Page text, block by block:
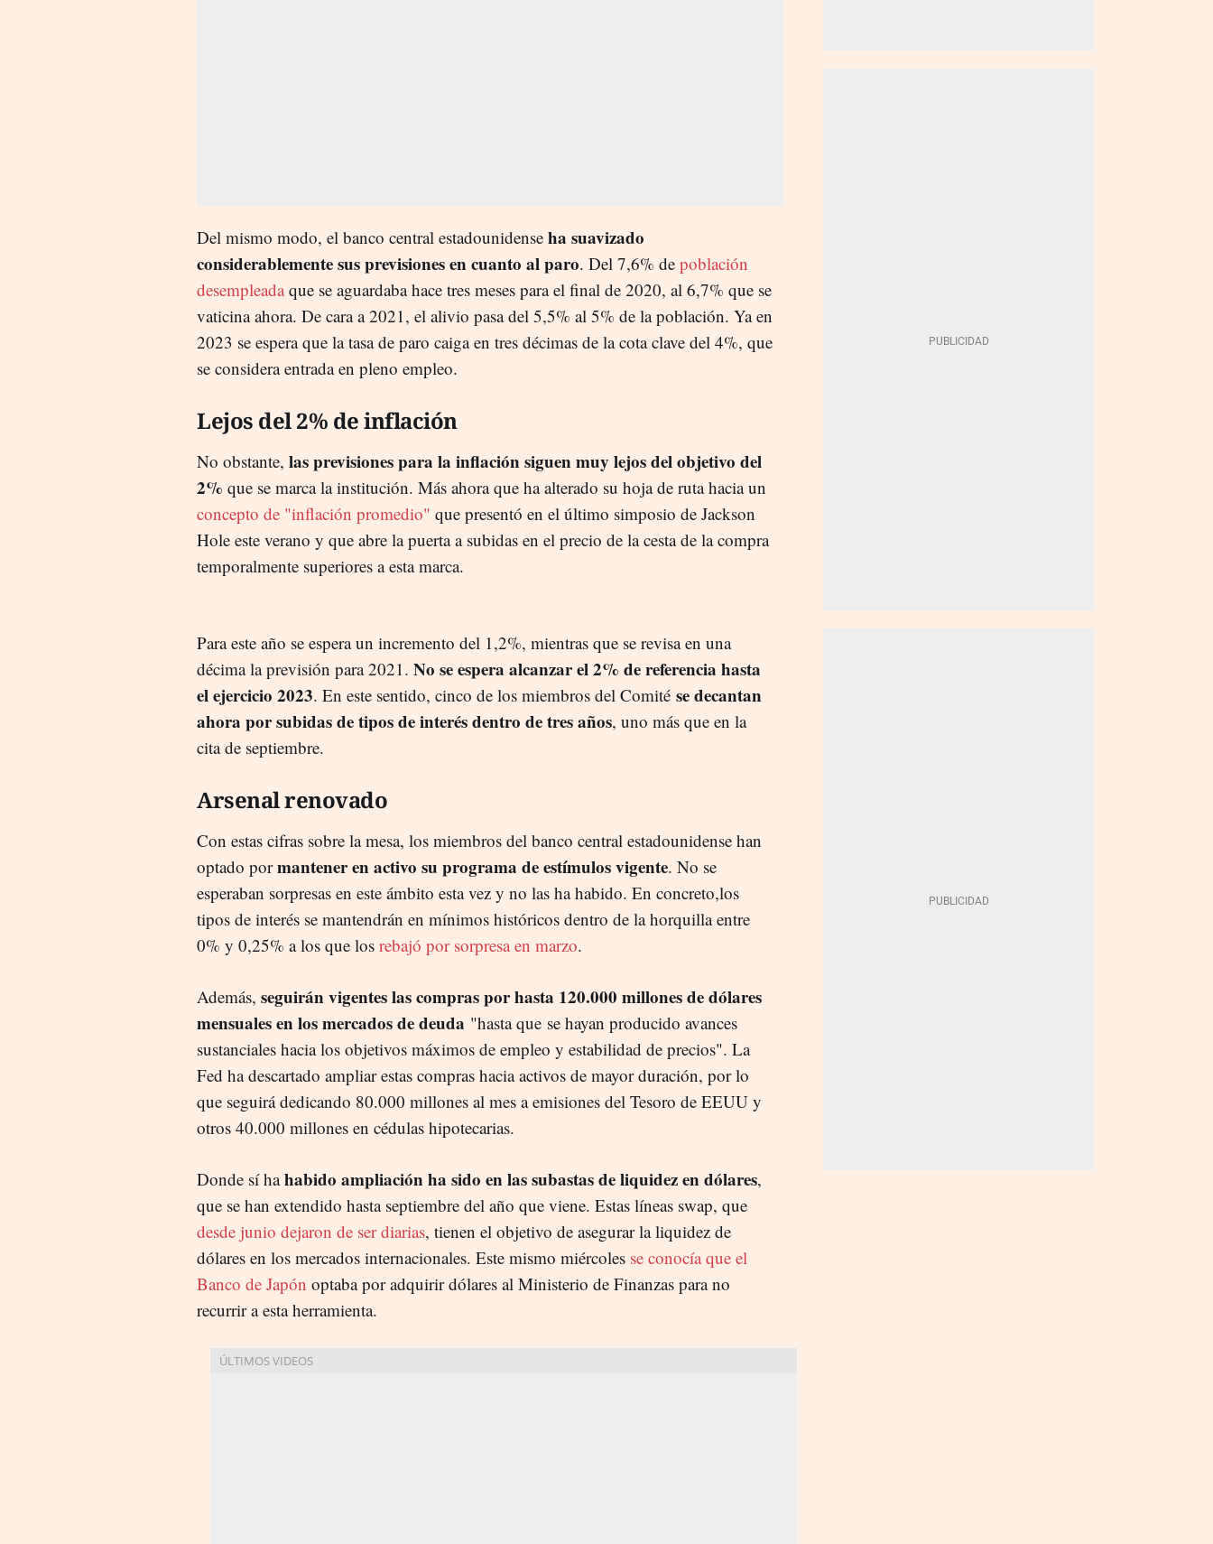
Del mismo modo, el banco central estadounidense ha suavizado
considerablemente sus previsiones en cuanto al paro. Del 7,6% de población
desempleadaque se aguardaba hace tres meses para el final de 2020, al 6,7% que se
vaticina ahora. De cara a 2021, el alivio pasa del 5,5% al 5% de la población. Ya en
2023 se espera que la tasa de paro caiga en tres décimas de la cota clave del 4%, que
se considera entrada en pleno empleo.
Lejos del 2% de inflación
No obstante, las previsiones para la inflación siguen muy lejos del objetivo del
2% que se marca la institución. Más ahora que ha alterado su hoja de ruta hacia un
concepto de "inflación promedio" que presentó en el último simposio de Jackson
Hole este verano y que abre la puerta a subidas en el precio de la cesta de la compra
temporalmente superiores a esta marca.
Para este año se espera un incremento del 1,2%, mientras que se revisa en una
décima la previsión para 2021. No se espera alcanzar el 2% de referencia hasta
el ejercicio 2023. En este sentido, cinco de los miembros del Comité se decantan
ahora por subidas de tipos de interés dentro de tres años, uno más que en la
cita de septiembre.
Arsenal renovado
Con estas cifras sobre la mesa, los miembros del banco central estadounidense han
optado pormantener en activo su programa de estímulos vigente. No se
esperaban sorpresas en este ámbito esta vez y no las ha habido. En concreto,los
tipos de interés se mantendrán en mínimos históricos dentro de la horquilla entre
0% y 0,25% a los que los rebajó por sorpresa en marzo.
Además, seguirán vigentes las compras por hasta 120.000 millones de dólares
mensuales en los mercados de deuda "hasta que se hayan producido avances
sustanciales hacia los objetivos máximos de empleo y estabilidad de precios". La
Fed ha descartado ampliar estas compras hacia activos de mayor duración, por lo
que seguirá dedicando 80.000 millones al mes a emisiones del Tesoro de EEUU y
otros 40.000 millones en cédulas hipotecarias.
Donde sí hahabido ampliación ha sido en las subastas de liquidez en dólares,
que se han extendido hasta septiembre del año que viene. Estas líneas swap, que
desde junio dejaron de ser diarias, tienen el objetivo de asegurar la liquidez de
dólares en los mercados internacionales. Este mismo miércoles se conocía que el
Banco de Japón optaba por adquirir dólares al Ministerio de Finanzas para no
recurrir a esta herramienta.